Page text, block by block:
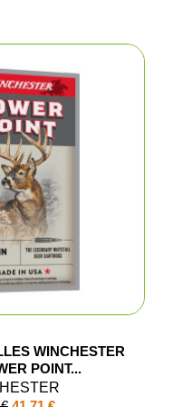
WINCHESTER
POINT...